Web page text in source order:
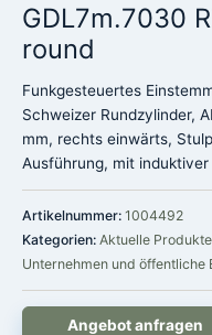
GDL7m.7030
round
Funkgesteuertes
Schweizer Rundzylinder,
mm, rechts einwärts,
Ausführung, mit
Artikelnummer: 1004492
Kategorien: Aktuelle Produkte
Unternehmen und öffentliche
Angebot anfragen